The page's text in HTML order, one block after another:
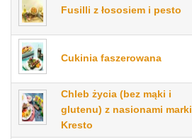
Fusilli z łososiem i pesto
Cukinia faszerowana
Chleb życia (bez mąki i
glutenu) z nasionami marki
Kresto